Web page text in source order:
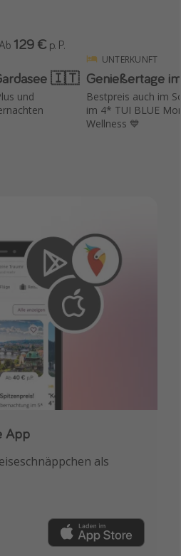
🇮🇹
und
129 € p. P.
UNTERKUNFT
Genießertage
Bestpreis auch im
im 4* TUI BLUE
Wellness 💙
App
als